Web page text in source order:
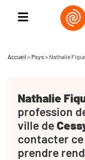
Accueil > Psys > Nathalie
Nathalie
profession
ville de
contacter
prendre